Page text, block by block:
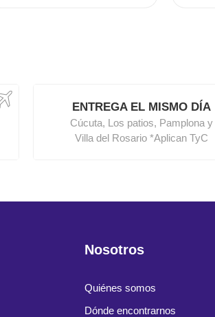
ENTREGA EL MISMO DÍA
Cúcuta, Los patios, Pamplona y
Villa del Rosario *Aplican TyC
Nosotros
Quiénes somos
Dónde encontrarnos